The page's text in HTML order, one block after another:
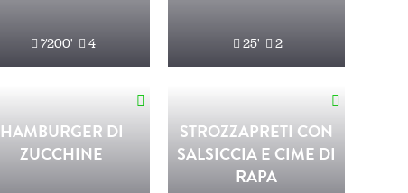
7200' 4 25' 2
HAMBURGER DI
ZUCCHINE
STROZZAPRETI CON
SALSICCIA E CIME DI
RAPA